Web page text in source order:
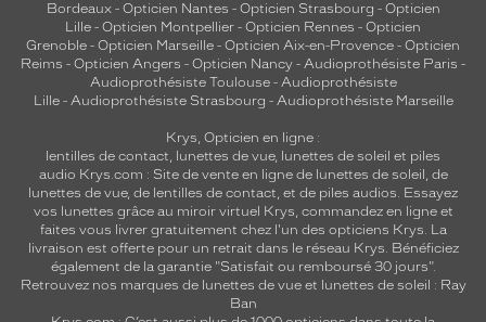
Bordeaux- Opticien Nantes - Opticien Strasbourg - Opticien
Lille - Opticien Montpellier - Opticien Rennes - Opticien
Grenoble - Opticien Marseille - Opticien Aix-en-Provence - Opticien
Reims - Opticien Angers - Opticien Nancy - Audioprothésiste Paris -
Audioprothésiste Toulouse- Audioprothésiste
Lille- Audioprothésiste Strasbourg - Audioprothésiste Marseille
Krys, Opticien en ligne :
lentilles de contact, lunettes de vue, lunettes de soleil et piles
audio Krys.com : Site de vente en ligne de lunettes de soleil, de
lunettes de vue, de lentilles de contact, et de piles audios. Essayez
vos lunettes grâce au miroir virtuel Krys, commandez en ligne et
faites vous livrer gratuitement chez l'un des opticiens Krys. La
livraison est offerte pour un retrait dans le réseau Krys. Bénéficiez
également de la garantie "Satisfait ou remboursé 30 jours".
Retrouvez nos marques de lunettes de vue et lunettes de soleil : Ray
Ban